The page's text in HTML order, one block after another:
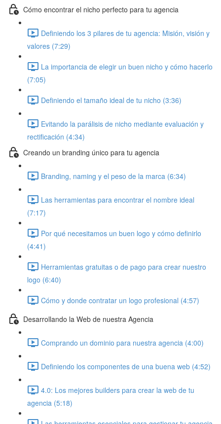
Cómo encontrar el nicho perfecto para tu agencia
Definiendo los 3 pilares de tu agencia: Misión, visión y
valores (7:29)
La importancia de elegir un buen nicho y cómo hacerlo
(7:05)
Definiendo el tamaño ideal de tu nicho (3:36)
Evitando la parálisis de nicho mediante evaluación y
rectificación (4:34)
Creando un branding único para tu agencia
Branding, naming y el peso de la marca (6:34)
Las herramientas para encontrar el nombre ideal
(7:17)
Por qué necesitamos un buen logo y cómo definirlo
(4:41)
Herramientas gratuitas o de pago para crear nuestro
logo (6:40)
Cómo y donde contratar un logo profesional (4:57)
Desarrollando la Web de nuestra Agencia
Comprando un dominio para nuestra agencia (4:00)
Definiendo los componentes de una buena web (4:52)
4.0: Los mejores builders para crear la web de tu
agencia (5:18)